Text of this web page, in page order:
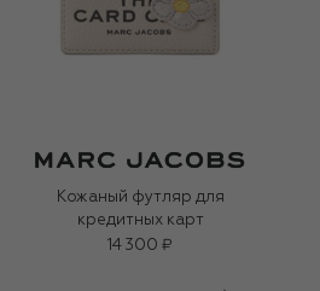
Кожаный футляр для
кредитных карт
14 300 ₽